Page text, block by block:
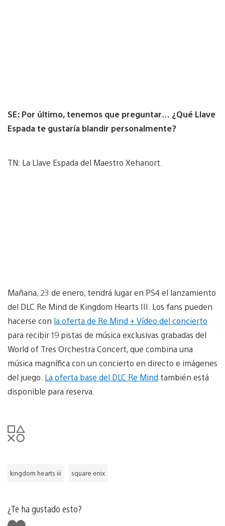
SE: Por último, tenemos que preguntar… ¿Qué Llave
Espada te gustaría blandir personalmente?
TN: La Llave Espada del Maestro Xehanort.
Mañana, 23 de enero, tendrá lugar en PS4 el lanzamiento
del DLC Re Mind de Kingdom Hearts III. Los fans pueden
hacerse con la oferta de Re Mind + Vídeo del concierto
para recibir 19 pistas de música exclusivas grabadas del
World of Tres Orchestra Concert, que combina una
música magnífica con un concierto en directo e imágenes
del juego. La oferta base del DLC Re Mind también está
disponible para reserva.
kingdom hearts iii square enix
¿Te ha gustado esto?